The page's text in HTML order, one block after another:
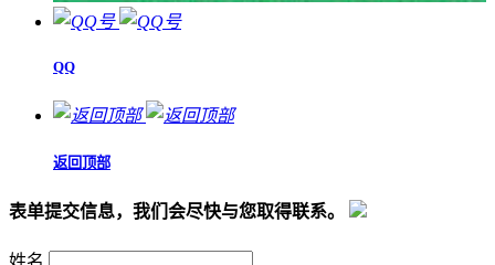
QQ
返回顶部
表单提交信息，我们会尽快与您取得联系。